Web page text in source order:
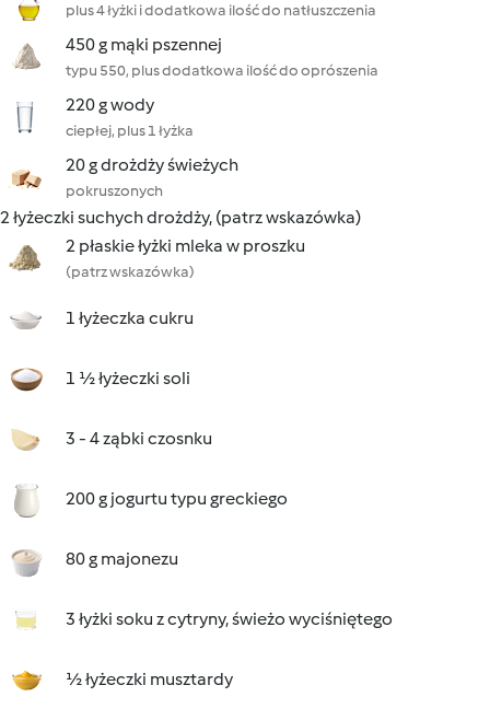
plus 4 łyżki i dodatkowa ilość do natłuszczenia
450 g mąki pszennej
typu 550, plus dodatkowa ilość do oprószenia
220 g wody
ciepłej, plus 1 łyżka
20 g drożdży świeżych
pokruszonych
2 łyżeczki suchych drożdży, (patrz wskazówka)
2 płaskie łyżki mleka w proszku
(patrz wskazówka)
1 łyżeczka cukru
1 ½ łyżeczki soli
3 - 4 ząbki czosnku
200 g jogurtu typu greckiego
80 g majonezu
3 łyżki soku z cytryny, świeżo wyciśniętego
½ łyżeczki musztardy